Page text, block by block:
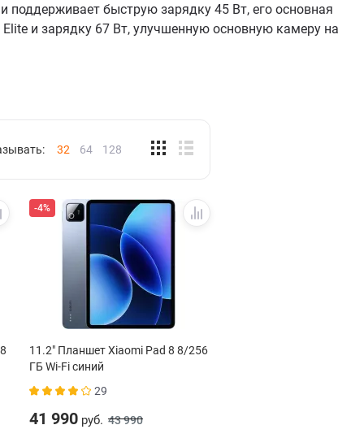
поддерживает быструю зарядку 45 Вт, его основная
и зарядку 67 Вт, улучшенную основную камеру на
32 64 128
-4%
11.2" Планшет Xiaomi Pad 8 8/256
ГБ Wi-Fi синий
29
41 990руб. 43 990